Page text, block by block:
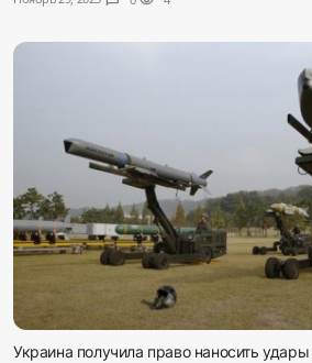
Украина получила право наносить удары